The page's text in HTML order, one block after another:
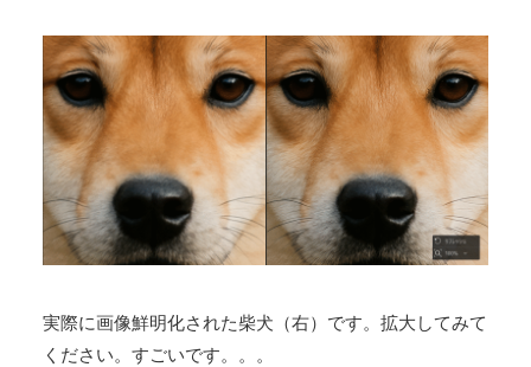
実際に画像鮮明化された柴犬（右）です。拡大してみて
ください。すごいです。。。